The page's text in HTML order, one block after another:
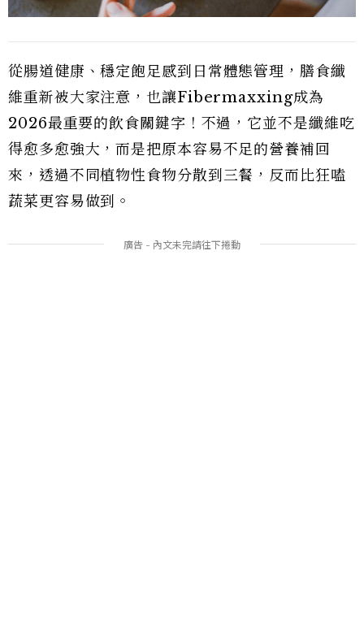
從腸道健康、穩定飽足感到日常體態管理，膳食纖
維重新被大家注意，也讓Fibermaxxing成為
2026最重要的飲食關鍵字！不過，它並不是纖維吃
得愈多愈強大，而是把原本容易不足的營養補回
來，透過不同植物性食物分散到三餐，反而比狂嗑
蔬菜更容易做到。